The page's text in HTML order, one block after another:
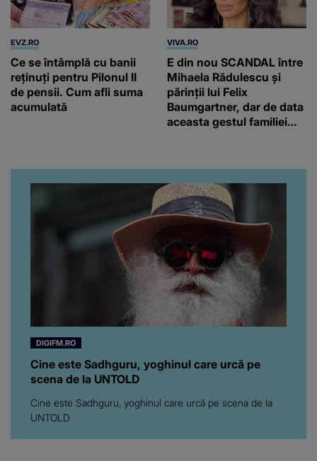
EVZ.RO
Ce se întâmplă cu banii
reținuți pentru Pilonul II
de pensii. Cum afli suma
acumulată
VIVA.RO
E din nou SCANDAL între
Mihaela Rădulescu și
părinții lui Felix
Baumgartner, dar de data
aceasta gestul familiei
noastră! Fostei
prezentatoare nici că-i
vine să creadă că s-a
ajuns până aici, dar e
adevărat, au făcut-o și pe
asta! Și ce a ieșit la iveală
ar fi prea mult pentru
oricine: "Cu… mine, fata
româncă...”
DIGIFM.RO
Cine este Sadhguru, yoghinul care urcă pe
scena de la UNTOLD
Cine este Sadhguru, yoghinul care urcă pe scena de la
UNTOLD